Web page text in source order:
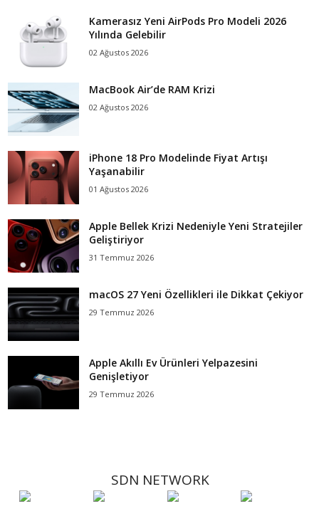
Kamerasız Yeni AirPods Pro Modeli 2026
Yılında Gelebilir
02 Ağustos 2026
MacBook Air’de RAM Krizi
02 Ağustos 2026
iPhone 18 Pro Modelinde Fiyat Artışı
Yaşanabilir
01 Ağustos 2026
Apple Bellek Krizi Nedeniyle Yeni Stratejiler
Geliştiriyor
31 Temmuz 2026
macOS 27 Yeni Özellikleri ile Dikkat Çekiyor
29 Temmuz 2026
Apple Akıllı Ev Ürünleri Yelpazesini
Genişletiyor
29 Temmuz 2026
SDN NETWORK